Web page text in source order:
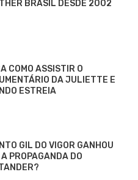
BRASIL DESDE 2002
COMO ASSISTIR O
DA JULIETTE E
ESTREIA
GIL DO VIGOR GANHOU
A PROPAGANDA DO